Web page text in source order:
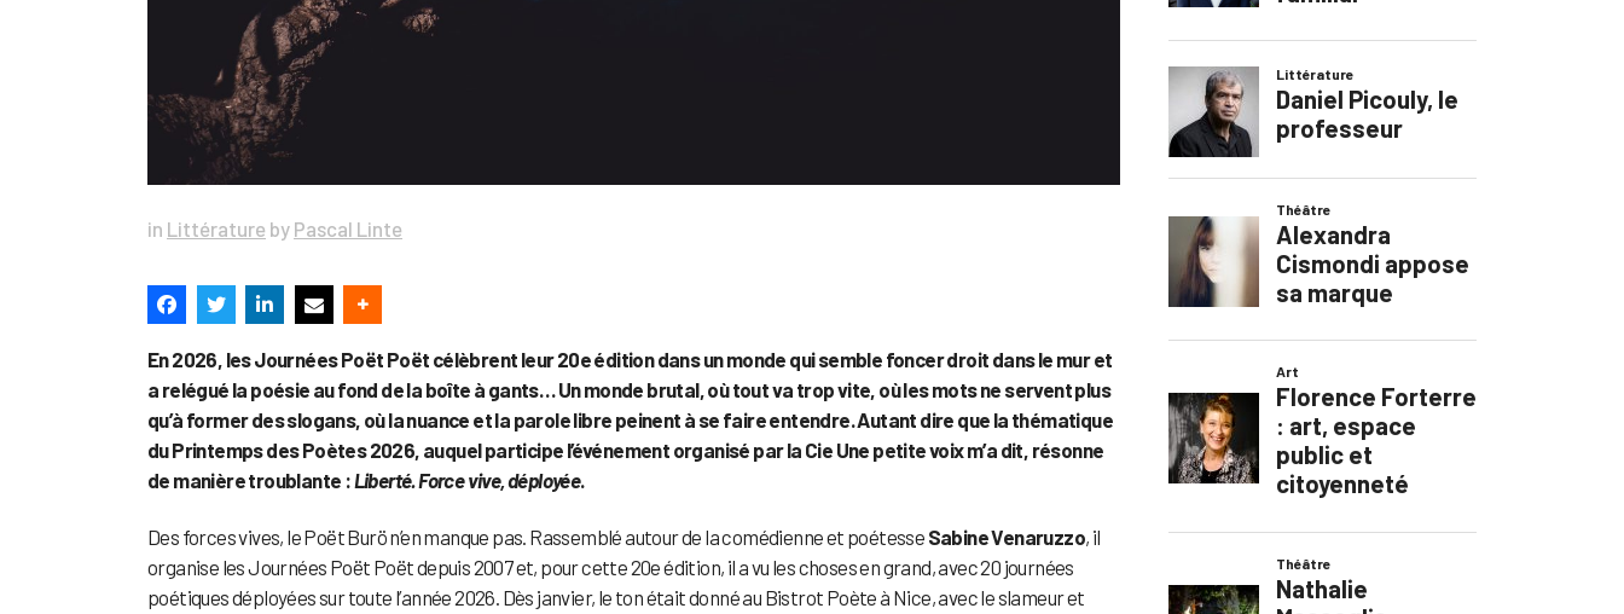
in Littérature by Pascal Linte
En 2026, les Journées Poët Poët célèbrent leur 20e édition dans un monde qui semble foncer droit dans le mur et
a relégué la poésie au fond de la boîte à gants… Un monde brutal, où tout va trop vite, où les mots ne servent plus
qu’à former des slogans, où la nuance et la parole libre peinent à se faire entendre. Autant dire que la thématique
du Printemps des Poètes 2026, auquel participe l’événement organisé par la Cie Une petite voix m’a dit, résonne
de manière troublante :Liberté. Force vive, déployée.
Des forces vives, le Poët Burö n’en manque pas. Rassemblé autour de la comédienne et poétesse Sabine Venaruzzo, il
organise les Journées Poët Poët depuis 2007 et, pour cette 20e édition, il a vu les choses en grand, avec 20 journées
poétiques déployées sur toute l’année 2026. Dès janvier, le ton était donné au Bistrot Poète à Nice, avec le slameur et